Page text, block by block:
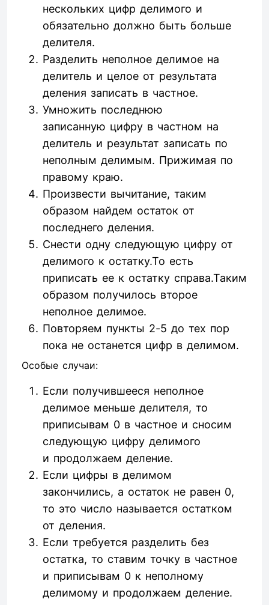
нескольких цифр делимого и
обязательно должно быть больше
делителя.
Разделить неполное делимое на
делитель и целое от результата
деления записать в частное.
Умножить последнюю
записанную цифру в частном на
делитель и результат записать по
неполным делимым. Прижимая по
правому краю.
Произвести вычитание, таким
образом найдем остаток от
последнего деления.
Снести одну следующую цифру от
делимого к остатку.То есть
приписать ее к остатку справа.Таким
образом получилось второе
неполное делимое.
Повторяем пункты 2-5 до тех пор
пока не останется цифр в делимом.
Особые случаи:
Если получившееся неполное
делимое меньше делителя, то
приписывам 0 в частное и сносим
следующую цифру делимого
и продолжаем деление.
Если цифры в делимом
закончились, а остаток не равен 0,
то это число называется остатком
от деления.
Если требуется разделить без
остатка, то ставим точку в частное
и приписывам 0 к неполному
делимому и продолжаем деление.